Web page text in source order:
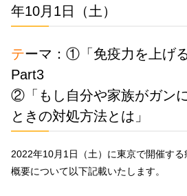
年10月1日（土）
テーマ：①「免疫力を上げる食事とは？」
Part3
②「もし自分や家族がガン
ときの対処方法とは」
2022年10月1日（土）に東京で開催す
概要について以下記載いたします。